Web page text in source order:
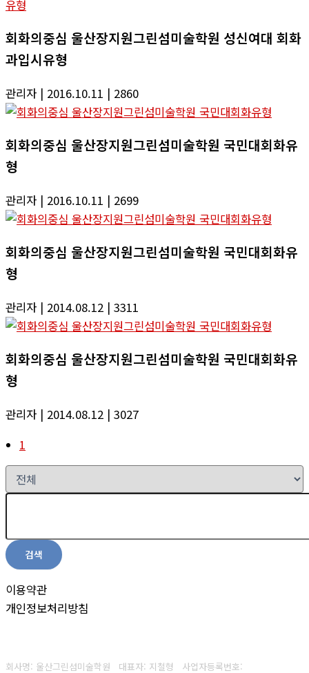
회화의중심 울산장지원그린섬미술학원 성신여대 회화
과입시유형
관리자 | 2016.10.11 | 2860
회화의중심 울산장지원그린섬미술학원 국민대회화유
형
관리자 | 2016.10.11 | 2699
회화의중심 울산장지원그린섬미술학원 국민대회화유
형
관리자 | 2014.08.12 | 3311
회화의중심 울산장지원그린섬미술학원 국민대회화유
형
관리자 | 2014.08.12 | 3027
1
검색
이용약관
개인정보처리방침
회사명: 울산그린섬미술학원 대표자: 지철형 사업자등록번호: